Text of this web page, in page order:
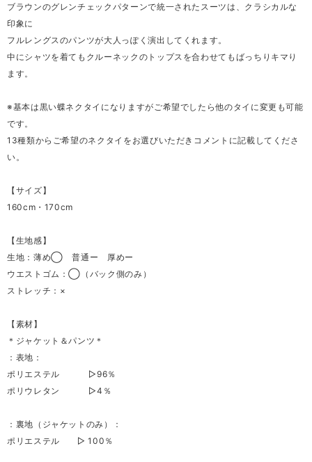
ブラウンのグレンチェックパターンで統一されたスーツは、クラシカルな
印象に
フルレングスのパンツが大人っぽく演出してくれます。
中にシャツを着てもクルーネックのトップスを合わせてもばっちりキマり
ます。
※基本は黒い蝶ネクタイになりますがご希望でしたら他のタイに変更も可能
です。
13種類からご希望のネクタイをお選びいただきコメントに記載してくださ
い。
【サイズ】
160cm・170cm
【生地感】
生地：薄め◯ 普通ー 厚めー
ウエストゴム：◯（バック側のみ）
ストレッチ：×
【素材】
＊ジャケット＆パンツ＊
：表地：
ポリエステル ▷96％
ポリウレタン ▷4％
：裏地（ジャケットのみ）：
ポリエステル ▷ 100％